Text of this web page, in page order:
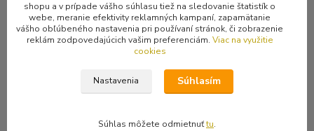
ako strednú.
Materiál: 100% bavlna. Obvod: 56 cm.
Tovar zaradený v kategóriách
shopu a v prípade vášho súhlasu tiež na sledovanie štatistík o
webe, meranie efektivity reklamných kampaní, zapamätanie
vášho obľúbeného nastavenia pri používaní stránok, či zobrazenie
reklám zodpovedajúcich vašim preferenciám. Viac na využitie
cookies
Nastavenia Súhlasím
Súhlas môžete odmietnuťtu.